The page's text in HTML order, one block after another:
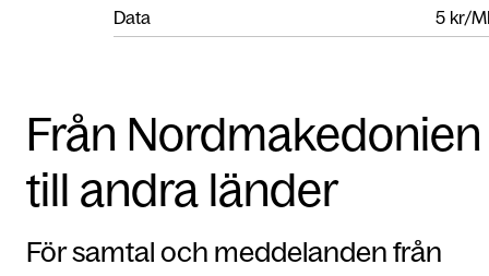
Data
5 kr/
Från Nordmakedonien
till andra länder
För samtal och meddelanden från